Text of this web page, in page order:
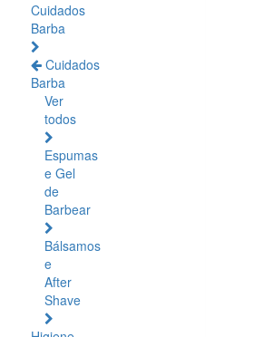
Cuidados
Barba
Cuidados
Barba
Ver
todos
Espumas
e Gel
de
Barbear
Bálsamos
e
After
Shave